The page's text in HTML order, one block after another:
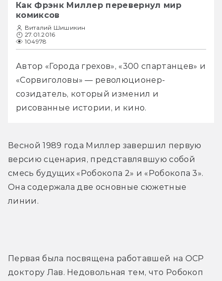
Как Фрэнк Миллер перевернул мир
комиксов
Виталий Шишикин
27.01.2016
104978
Автор «Города грехов», «300 спартанцев» и
«Сорвиголовы» — революционер-
созидатель, который изменил и
рисованные истории, и кино.
Весной 1989 года Миллер завершил первую
версию сценария, представлявшую собой
смесь будущих «Робокопа 2» и «Робокопа 3».
Она содержала две основные сюжетные
линии.
Первая была посвящена работавшей на ОСР
доктору Лав. Недовольная тем, что Робокоп